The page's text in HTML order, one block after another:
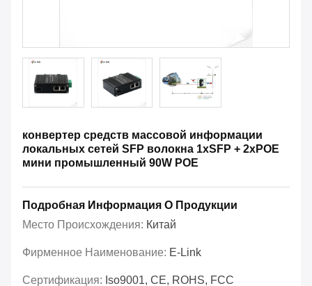
конвертер средств массовой информации
локальных сетей SFP волокна 1xSFP + 2xPOE
мини промышленный 90W POE
Подробная Информация О Продукции
Место Происхождения: Китай
Фирменное Наименование: E-Link
Сертификация: Iso9001, CE, ROHS, FCC